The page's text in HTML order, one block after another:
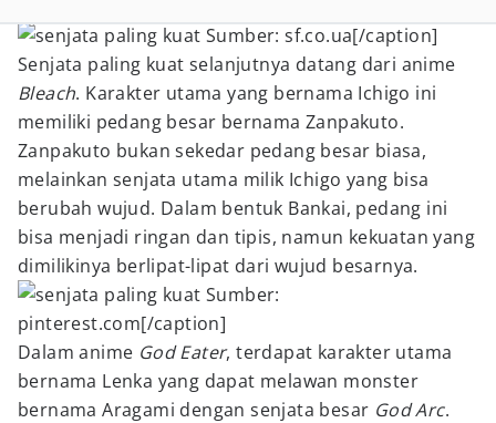
Sumber: sf.co.ua[/caption]
Senjata paling kuat selanjutnya datang dari anime
Bleach. Karakter utama yang bernama Ichigo ini
memiliki pedang besar bernama Zanpakuto.
Zanpakuto bukan sekedar pedang besar biasa,
melainkan senjata utama milik Ichigo yang bisa
berubah wujud. Dalam bentuk Bankai, pedang ini
bisa menjadi ringan dan tipis, namun kekuatan yang
dimilikinya berlipat-lipat dari wujud besarnya.
Sumber:
pinterest.com[/caption]
Dalam anime God Eater, terdapat karakter utama
bernama Lenka yang dapat melawan monster
bernama Aragami dengan senjata besar God Arc.